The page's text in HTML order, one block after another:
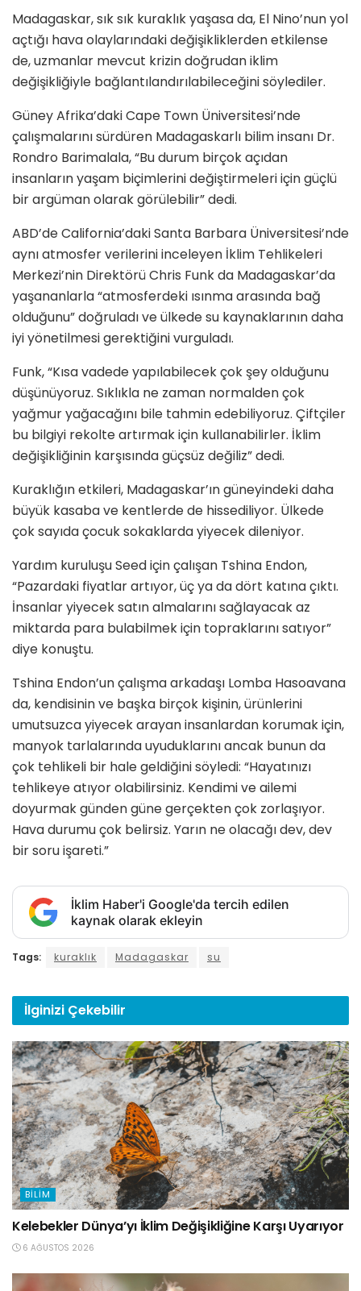
Madagaskar, sık sık kuraklık yaşasa da, El Nino’nun yol
açtığı hava olaylarındaki değişikliklerden etkilense
de, uzmanlar mevcut krizin doğrudan iklim
değişikliğiyle bağlantılandırılabileceğini söylediler.
Güney Afrika’daki Cape Town Üniversitesi’nde
çalışmalarını sürdüren Madagaskarlı bilim insanı Dr.
Rondro Barimalala, “Bu durum birçok açıdan
insanların yaşam biçimlerini değiştirmeleri için güçlü
bir argüman olarak görülebilir” dedi.
ABD’de California’daki Santa Barbara Üniversitesi’nde
aynı atmosfer verilerini inceleyen İklim Tehlikeleri
Merkezi’nin Direktörü Chris Funk da Madagaskar’da
yaşananlarla “atmosferdeki ısınma arasında bağ
olduğunu” doğruladı ve ülkede su kaynaklarının daha
iyi yönetilmesi gerektiğini vurguladı.
Funk, “Kısa vadede yapılabilecek çok şey olduğunu
düşünüyoruz. Sıklıkla ne zaman normalden çok
yağmur yağacağını bile tahmin edebiliyoruz. Çiftçiler
bu bilgiyi rekolte artırmak için kullanabilirler. İklim
değişikliğinin karşısında güçsüz değiliz” dedi.
Kuraklığın etkileri, Madagaskar’ın güneyindeki daha
büyük kasaba ve kentlerde de hissediliyor. Ülkede
çok sayıda çocuk sokaklarda yiyecek dileniyor.
Yardım kuruluşu Seed için çalışan Tshina Endon,
“Pazardaki fiyatlar artıyor, üç ya da dört katına çıktı.
İnsanlar yiyecek satın almalarını sağlayacak az
miktarda para bulabilmek için topraklarını satıyor”
diye konuştu.
Tshina Endon’un çalışma arkadaşı Lomba Hasoavana
da, kendisinin ve başka birçok kişinin, ürünlerini
umutsuzca yiyecek arayan insanlardan korumak için,
manyok tarlalarında uyuduklarını ancak bunun da
çok tehlikeli bir hale geldiğini söyledi: “Hayatınızı
tehlikeye atıyor olabilirsiniz. Kendimi ve ailemi
doyurmak günden güne gerçekten çok zorlaşıyor.
Hava durumu çok belirsiz. Yarın ne olacağı dev, dev
bir soru işareti.”
İklim Haber'i Google'da tercih edilen
kaynak olarak ekleyin
Tags: kuraklık Madagaskar su
İlginizi Çekebilir
BILIM
Kelebekler Dünya’yı İklim Değişikliğine Karşı Uyarıyor
6 AĞUSTOS 2026